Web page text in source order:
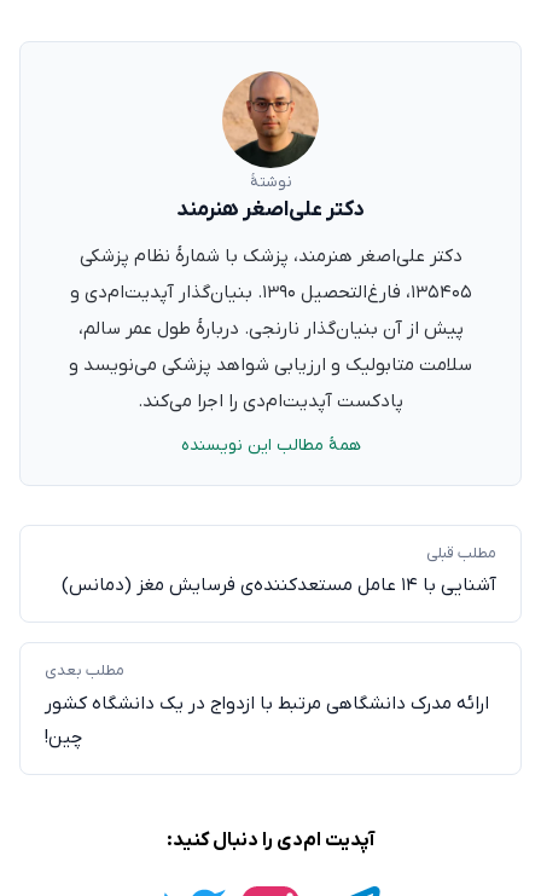
نوشتهٔ
دکتر علی‌اصغر هنرمند
دکتر علی‌اصغر هنرمند، پزشک با شمارهٔ نظام پزشکی
۱۳۵۴۰۵، فارغ‌التحصیل ۱۳۹۰. بنیان‌گذار آپدیت‌ام‌دی و
پیش از آن بنیان‌گذار نارنجی. دربارهٔ طول عمر سالم،
سلامت متابولیک و ارزیابی شواهد پزشکی می‌نویسد و
پادکست آپدیت‌ام‌دی را اجرا می‌کند.
همهٔ مطالب این نویسنده
مطلب قبلی
آشنایی با ۱۴ عامل مستعد‌کننده‌ی فرسایش مغز (دمانس)
مطلب بعدی
ارائه مدرک دانشگاهی مرتبط با ازدواج در یک دانشگاه کشور
چین!
آپدیت ام‌دی را دنبال کنید: